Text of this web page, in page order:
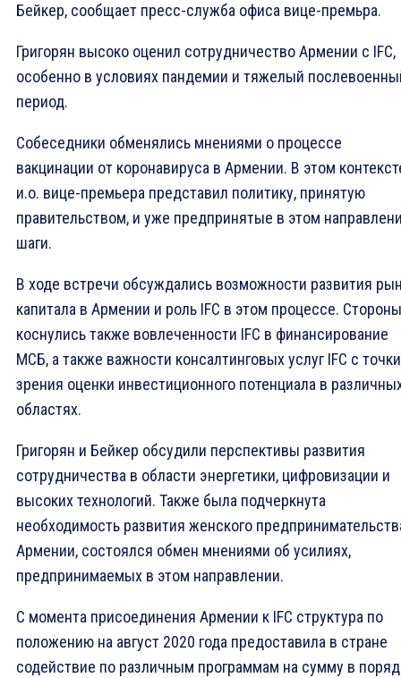
Бейкер, сообщает пресс-служба офиса вице-премьра.
Григорян высоко оценил сотрудничество Армении с IFC,
особенно в условиях пандемии и тяжелый
период.
Собеседники обменялись мнениями о процессе
вакцинации от коронавируса в Армении. В этом
и.о. вице-премьера представил политику, принятую
правительством, и уже предпринятые в этом
шаги.
В ходе встречи обсуждались возможности развития
капитала в Армении и роль IFC в этом процессе. Стороны
коснулись также вовлеченности IFC в финансирование
МСБ, а также важности консалтинговых услуг IFC с точки
зрения оценки инвестиционного потенциала в
областях.
Григорян и Бейкер обсудили перспективы развития
сотрудничества в области энергетики, цифровизации и
высоких технологий. Также была подчеркнута
необходимость развития женского
Армении, состоялся обмен мнениями об усилиях,
предпринимаемых в этом направлении.
С момента присоединения Армении к IFC структура по
положению на август 2020 года предоставила в стране
содействие по различным программам на сумму в